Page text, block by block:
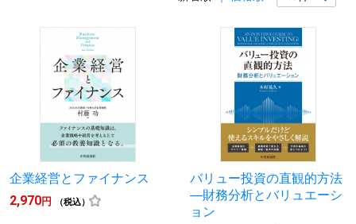
企業経営とファイナンス
2,970円 （税込）
バリュー投資の直観的方法
―財務分析とバリュエーシ
ョン